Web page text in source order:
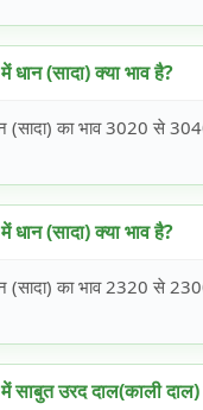
धान (सादा) क्या भाव है?
(सादा) का भाव 3020 से
धान (सादा) क्या भाव है?
(सादा) का भाव 2320 से
साबुत उरद दाल(काली दाल)